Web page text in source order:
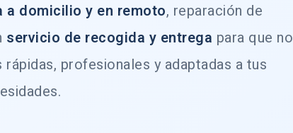
domicilio y en remoto, reparación de
servicio de recogida y entrega para que no
profesionales y adaptadas a tus